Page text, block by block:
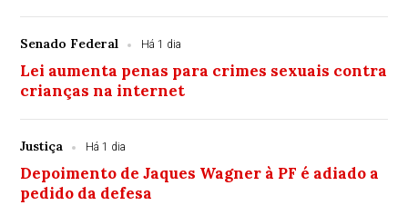
Senado Federal Há 1 dia
Lei aumenta penas para crimes sexuais contra
crianças na internet
Justiça Há 1 dia
Depoimento de Jaques Wagner à PF é adiado a
pedido da defesa